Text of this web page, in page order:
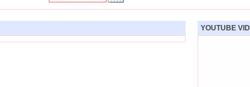
YOUTUBE